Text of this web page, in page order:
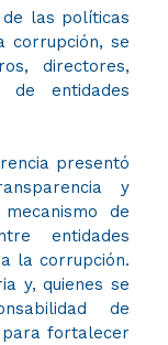
las políticas
corrupción, se
directores,
entidades
presentó
y
de
entidades
la corrupción.
y, quienes se
de
fortalecer